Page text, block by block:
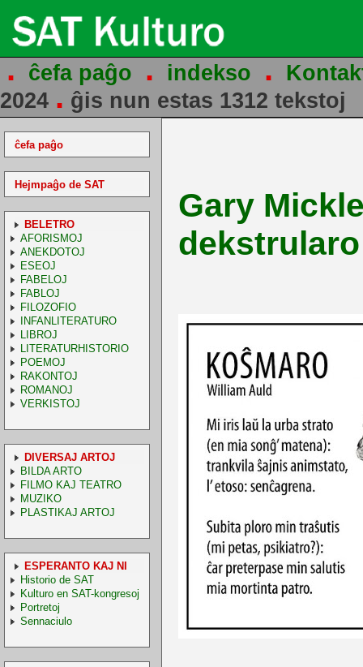
. ĉefa paĝo . indekso .
2024 . ĝis nun estas 1312 tekstoj
ĉefa paĝo
Hejmpaĝo de SAT
BELETRO
AFORISMOJ
ANEKDOTOJ
ESEOJ
FABELOJ
FABLOJ
FILOZOFIO
INFANLITERATURO
LIBROJ
LITERATURHISTORIO
POEMOJ
RAKONTOJ
ROMANOJ
VERKISTOJ
DIVERSAJ ARTOJ
BILDA ARTO
FILMO KAJ TEATRO
MUZIKO
PLASTIKAJ ARTOJ
ESPERANTO KAJ NI
Historio de SAT
Kulturo en SAT-kongresoj
Portretoj
Sennaciulo
Gary